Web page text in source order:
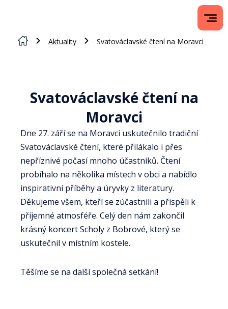
Aktuality Svatováclavské čtení na Moravci
Svatováclavské čtení na
Moravci
Dne 27. září se na Moravci uskutečnilo tradiční
Svatováclavské čtení, které přilákalo i přes
nepříznivé počasí mnoho účastníků. Čtení
probíhalo na několika místech v obci a nabídlo
inspirativní příběhy a úryvky z literatury.
Děkujeme všem, kteří se zúčastnili a přispěli k
příjemné atmosféře. Celý den nám zakončil
krásný koncert Scholy z Bobrové, který se
uskutečnil v místním kostele.
Těšíme se na další společná setkání!